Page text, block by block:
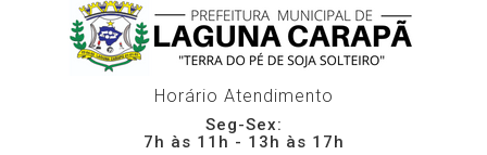
Horário Atendimento
Seg-Sex:
7h às 11h - 13h às 17h